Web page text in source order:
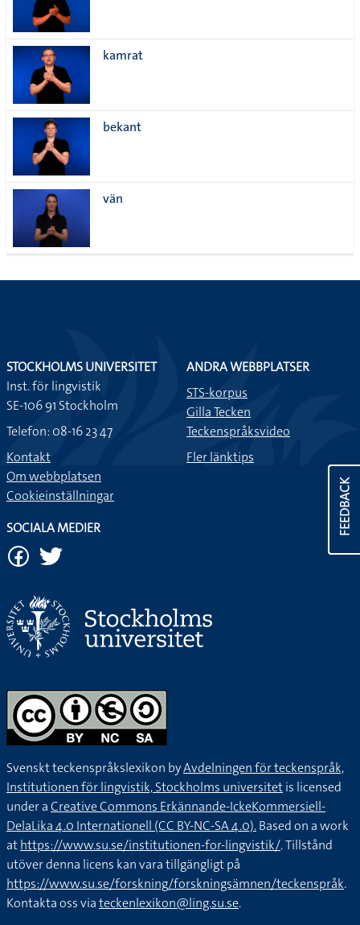
kamrat
bekant
vän
FEEDBACK
STOCKHOLMS UNIVERSITET
Inst. för lingvistik
SE-106 91 Stockholm
Telefon: 08-16 23 47
Kontakt
Om webbplatsen
Cookieinställningar
ANDRA WEBBPLATSER
STS-korpus
Gilla Tecken
Teckenspråksvideo
Fler länktips
SOCIALA MEDIER
Svenskt teckenspråkslexikon byAvdelningen för teckenspråk,
Institutionen för lingvistik, Stockholms universitetis licensed
under aCreative Commons Erkännande-IckeKommersiell-
DelaLika 4.0 Internationell (CC BY-NC-SA 4.0).Based on a work
athttps://www.su.se/institutionen-for-lingvistik/. Tillstånd
utöver denna licens kan vara tillgängligt på
https://www.su.se/forskning/forskningsämnen/teckenspråk.
Kontakta oss viateckenlexikon@ling.su.se.